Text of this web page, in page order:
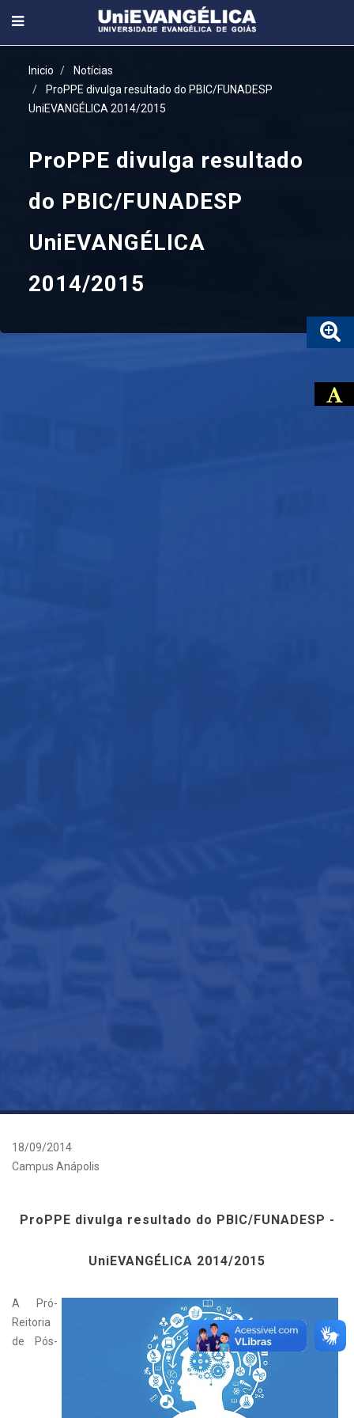
Inicio
Notícias
ProPPE divulga resultado do PBIC/FUNADESP
UniEVANGÉLICA 2014/2015
ProPPE divulga resultado
do PBIC/FUNADESP
UniEVANGÉLICA
2014/2015
18/09/2014
Campus Anápolis
ProPPE divulga resultado do PBIC/FUNADESP -
UniEVANGÉLICA 2014/2015
A Pró-
Reitoria
de Pós-